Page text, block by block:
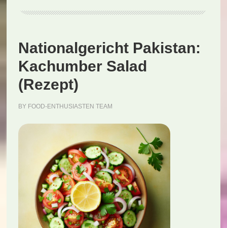
Nationalgericht Pakistan:
Kachumber Salad
(Rezept)
BY FOOD-ENTHUSIASTEN TEAM